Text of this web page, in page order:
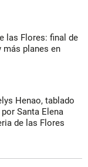
las Flores: final de
más planes en
Henao, tablado
Santa Elena
de las Flores